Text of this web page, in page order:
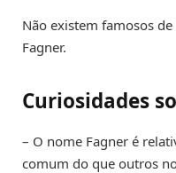
Não existem famosos
Fagner.
Curiosidades
– O nome Fagner é
comum do que outros